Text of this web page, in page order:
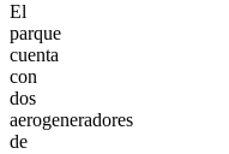
El
parque
cuenta
con
dos
aerogeneradores
de